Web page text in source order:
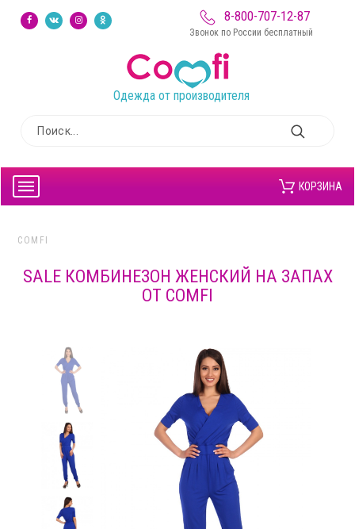
8-800-707-12-87
Звонок по России бесплатный
Одежда от производителя
КОРЗИНА
COMFI
SALE КОМБИНЕЗОН ЖЕНСКИЙ НА ЗАПАХ
ОТ COMFI